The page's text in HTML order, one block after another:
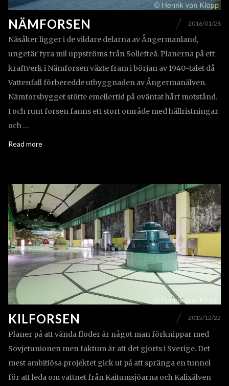
NÄMFORSEN 2016/01/28
Näsåker ligger i de vildare delarna av Ångermanland,
ungefär fyra mil uppströms från Sollefteå. Planerna på ett
kraftverk i Nämforsen växte fram i början av 1940-talet då
Vattenfall förberedde utbyggnaden av Ångermanälven.
Nämforsbygget stötte emellertid på oväntat hårt motstånd.
I och runt forsen fanns ett stort område med hällristningar
och …
Read more
KILFORSEN 2015/12/22
Planer på att vända floder är något man förknippar med
Sovjetunionen men faktum är att det gjorts i Sverige. Det
mest ambitiösa projektet gick ut på att spränga en tunnel
för att leda om vattnet från Kaitumsjöarna och Kalixälven